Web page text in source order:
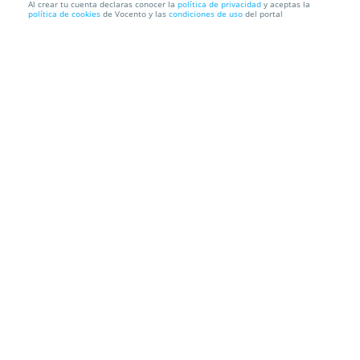
Entradas para Bioparc Fuengirola
Al crear tu cuenta declaras conocer la política de privacidad y aceptas la
política de cookies de Vocento y las condiciones de uso del portal